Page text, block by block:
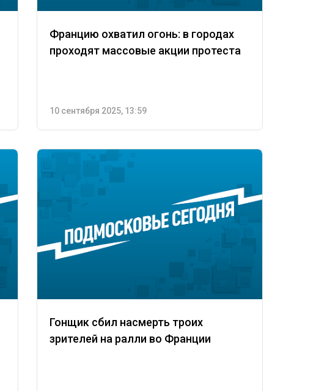
Францию охватил огонь: в городах
проходят массовые акции протеста
10 сентября 2025, 13:59
Гонщик сбил насмерть троих
зрителей на ралли во Франции